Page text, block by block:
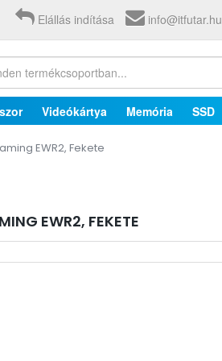
Elállás indítása info@itfutar.hu
Videókártya Memória SSD
EWR2, Fekete
EWR2, FEKETE